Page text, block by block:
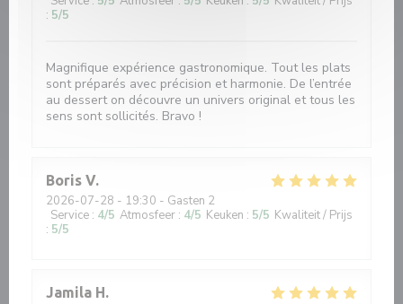
: 5/5
Magnifique expérience gastronomique. Tout les plats
sont préparés avec précision et harmonie. De l’entrée
au dessert on découvre un univers original et tous les
sens sont sollicités. Bravo !
Boris V
2026-07-28 - 19:30 - Gasten 2
Service : 4/5 Atmosfeer : 4/5 Keuken : 5/5 Kwaliteit / Prijs
: 5/5
Jamila H